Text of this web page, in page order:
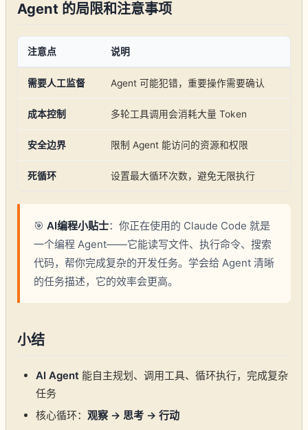
Agent 的局限和注意事项
注意点 说明
需要人工监督 Agent 可能犯错，重要操作需要确认
成本控制 多轮工具调用会消耗大量 Token
安全边界 限制 Agent 能访问的资源和权限
死循环 设置最大循环次数，避免无限执行
🎯 AI编程小贴士：你正在使用的 Claude Code 就是
一个编程 Agent——它能读写文件、执行命令、搜索
代码，帮你完成复杂的开发任务。学会给 Agent 清晰
的任务描述，它的效率会更高。
小结
AI Agent 能自主规划、调用工具、循环执行，完成复杂
任务
核心循环： 观察 → 思考 → 行动